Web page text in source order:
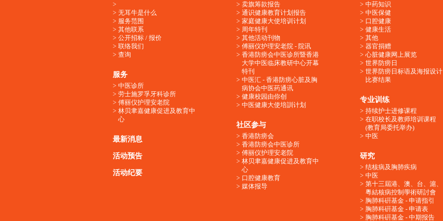
无耳牛是什么
服务范围
其他联系
公开招标 / 报价
联络我们
查询
服务
中医诊所
劳士施罗孚牙科诊所
傅丽仪护理安老院
林贝聿嘉健康促进及教育中
心
最新消息
活动预告
活动纪要
卖旗筹款报告
通识健康教育计划报告
家庭健康大使培训计划
周年特刊
其他活动刊物
傅丽仪护理安老院 - 院讯
香港防痨会中医诊所暨香港
大学中医临床教研中心开幕
特刊
中医汇 - 香港防痨心脏及胸
病协会中医药通讯
健康校园由你创
中医健康大使培訓计划
社区参与
香港防痨会
香港防痨会中医诊所
傅丽仪护理安老院
林贝聿嘉健康促进及教育中
心
口腔健康教育
媒体报导
中药知识
中医保健
口腔健康
健康生活
其他
器官捐赠
心脏健康网上展览
世界防痨日
世界防痨日标语及海报设计
比赛结果
专业训练
持续护士进修课程
在职校长及教师培训课程
(教育局委托举办)
中医
研究
结核病及胸肺疾病
中医
第十三屆港、澳、台、滬、
粵結核病控制學術研討會
胸肺科硏基金 - 申请指引
胸肺科硏基金 - 申请表
胸肺科硏基金 - 中期报告